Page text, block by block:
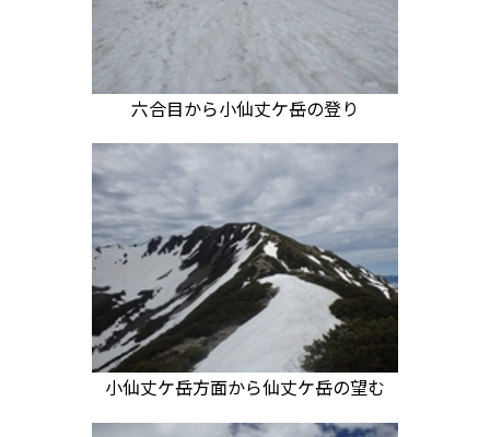
六合目から小仙丈ケ岳の登り
小仙丈ケ岳方面から仙丈ケ岳の望む